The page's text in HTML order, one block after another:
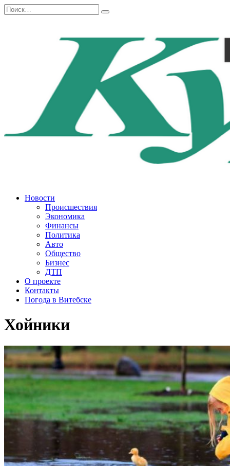
Перейти
к
Search
for:
Новости
Происшествия
Экономика
Финансы
Политика
Авто
Общество
Бизнес
ДТП
О проекте
Контакты
Погода в Витебске
Хойники